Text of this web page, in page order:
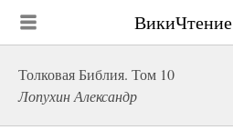
ВикиЧтение
Толковая Библия. Том 10
Лопухин Александр